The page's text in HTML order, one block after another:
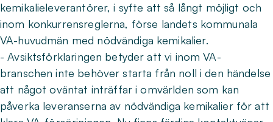
kemikalieleverantörer, i syfte att så långt möjligt och
inom konkurrensreglerna, förse landets kommunala
VA-huvudmän med nödvändiga kemikalier.
- Avsiktsförklaringen betyder att vi inom VA-
branschen inte behöver starta från noll i den händelse
att något oväntat inträffar i omvärlden som kan
påverka leveranserna av nödvändiga kemikalier för att